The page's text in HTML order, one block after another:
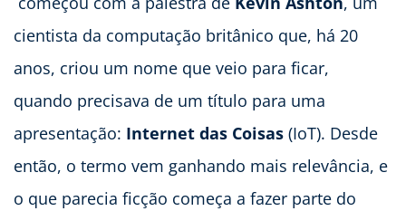
cientista da computação britânico que, há 20
anos, criou um nome que veio para ficar,
quando precisava de um título para uma
apresentação: Internet das Coisas (IoT). Desde
então, o termo vem ganhando mais relevância, e
o que parecia ficção começa a fazer parte do